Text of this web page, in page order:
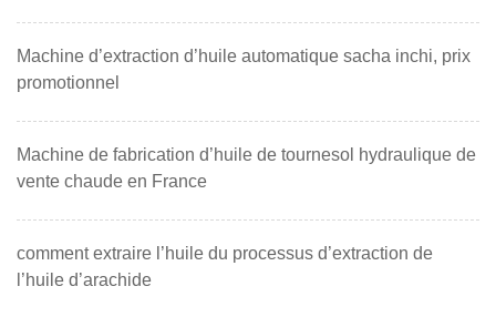
Machine d’extraction d’huile automatique sacha inchi, prix
promotionnel
Machine de fabrication d’huile de tournesol hydraulique de
vente chaude en France
comment extraire l’huile du processus d’extraction de
l’huile d’arachide